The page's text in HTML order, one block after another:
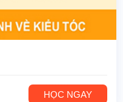
HỌC NGAY